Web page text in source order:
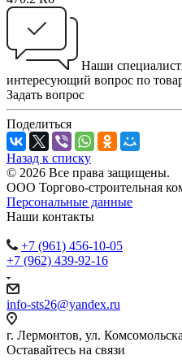
Наши
интересующий вопрос по
Задать вопрос
Поделиться
Назад к списку
© 2026 Все права защищены.
ООО Торгово-строительная
Персональные данные
Наши контакты
+7 (961) 456-10-05
+7 (962) 439-92-16
info-sts26@yandex.ru
г. Лермонтов, ул.
Оставайтесь на связи